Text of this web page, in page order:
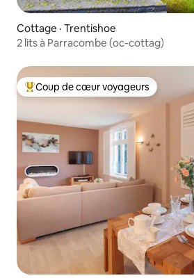
Cottage · Trentishoe
2 lits à Parracombe (oc-cottag)
Coup de cœur voyageurs parmi les
Coup de cœur voyageurs